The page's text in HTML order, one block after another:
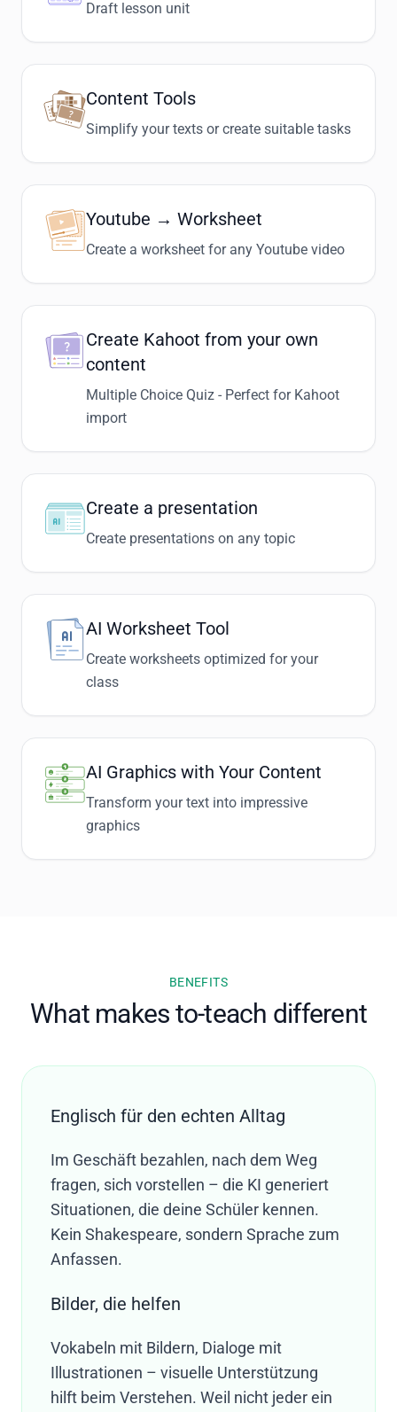
Draft lesson unit
Content Tools
Simplify your texts or create suitable tasks
Youtube → Worksheet
Create a worksheet for any Youtube video
Create Kahoot from your own
content
Multiple Choice Quiz - Perfect for Kahoot
import
Create a presentation
Create presentations on any topic
AI Worksheet Tool
Create worksheets optimized for your
class
AI Graphics with Your Content
Transform your text into impressive
graphics
BENEFITS
What makes to-teach different
Englisch für den echten Alltag
Im Geschäft bezahlen, nach dem Weg
fragen, sich vorstellen – die KI generiert
Situationen, die deine Schüler kennen.
Kein Shakespeare, sondern Sprache zum
Anfassen.
Bilder, die helfen
Vokabeln mit Bildern, Dialoge mit
Illustrationen – visuelle Unterstützung
hilft beim Verstehen. Weil nicht jeder ein